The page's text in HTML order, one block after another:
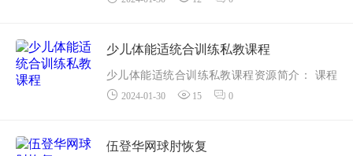
Faber测试讲解.mov
...
少儿体能适统合训练私教课程
少儿体能适统合训练私教课程资源简介： 课程
目录
02 蹦床
2024-01-30 15 0
伍登华网球肘恢复